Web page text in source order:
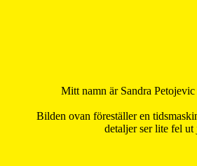
Mitt namn är Sandra
Bilden ovan föreställer en
detaljer ser lite fel